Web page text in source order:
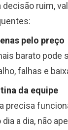
decisão ruim,
pelo preço
barato pode
falhas e
da equipe
precisa
a dia, não